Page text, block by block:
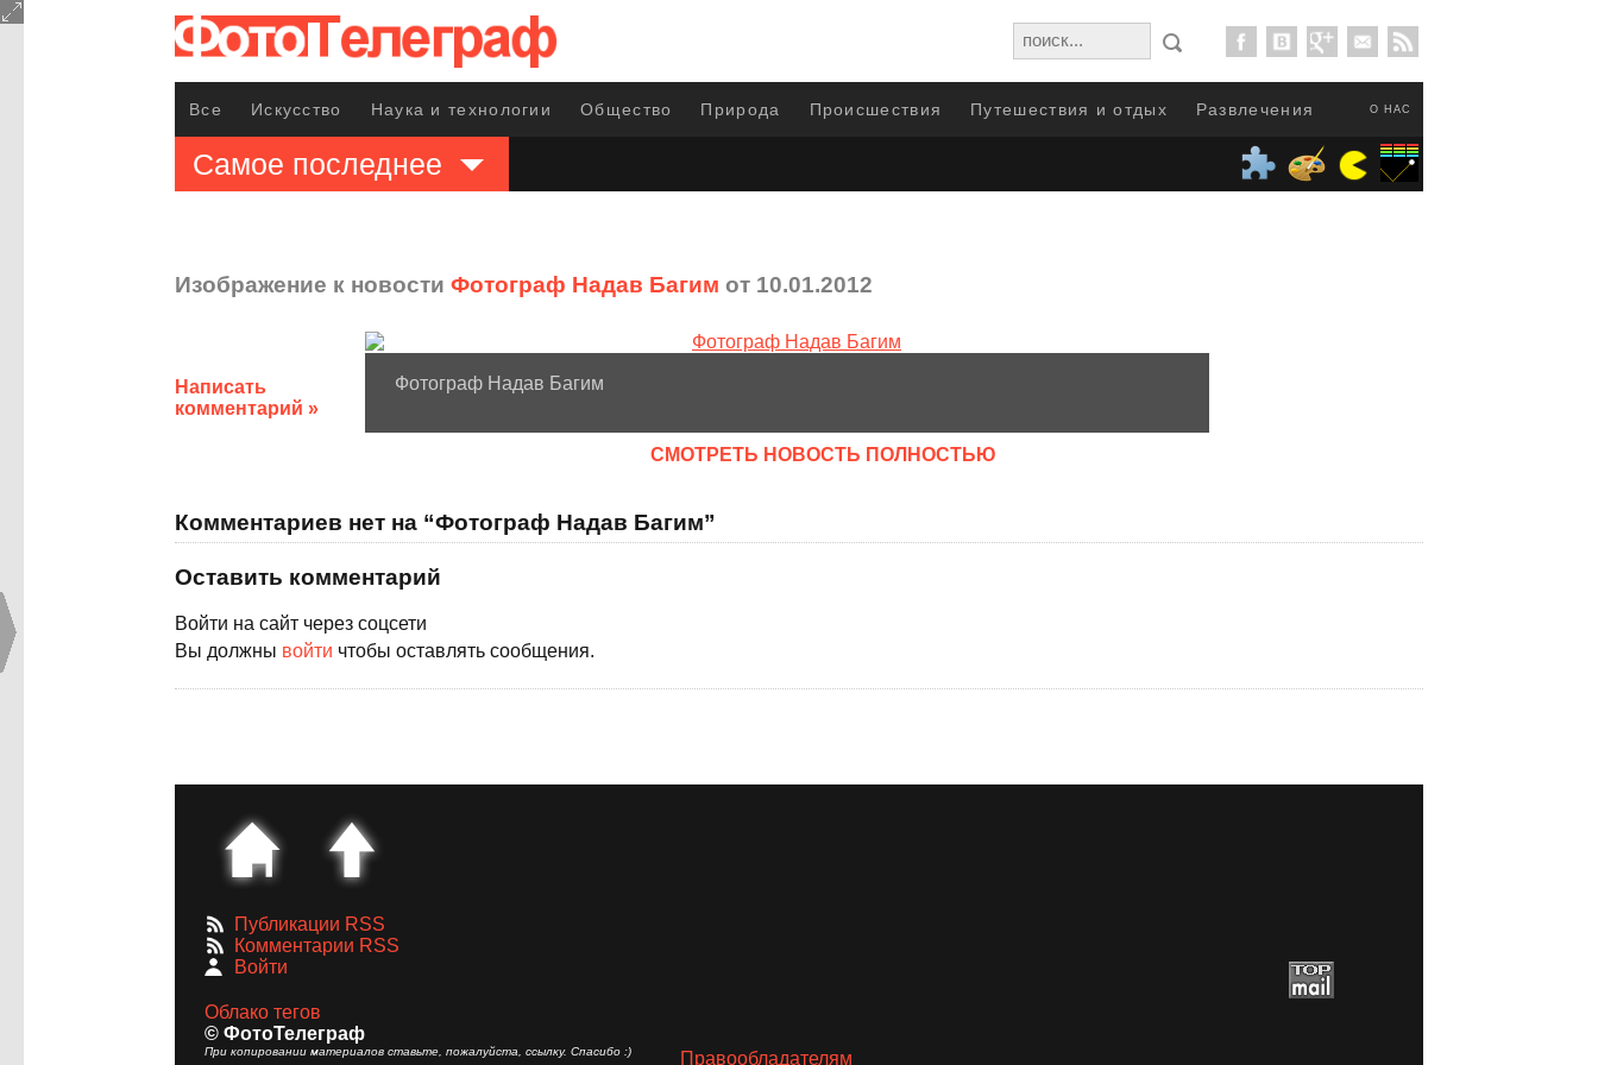
О НАС
Все Искусство Наука и технологии Общество Природа Происшествия Путешествия и отдых Развлечения
Самое последнее
Изображение к новости Фотограф Надав Багим от 10.01.2012
Написать
комментарий »
Фотограф Надав Багим
CМОТРЕТЬ НОВОСТЬ ПОЛНОСТЬЮ
Комментариев нет на “Фотограф Надав Багим”
Оставить комментарий
Войти на сайт через соцсети
Вы должны войти чтобы оставлять сообщения.
Публикации RSS
Комментарии RSS
Войти
Облако тегов
© ФотоТелеграф
При копировании материалов ставьте, пожалуйста, ссылку. Спасибо :) Правообладателям